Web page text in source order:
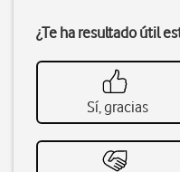
¿Te ha resultado útil
Sí, gracias